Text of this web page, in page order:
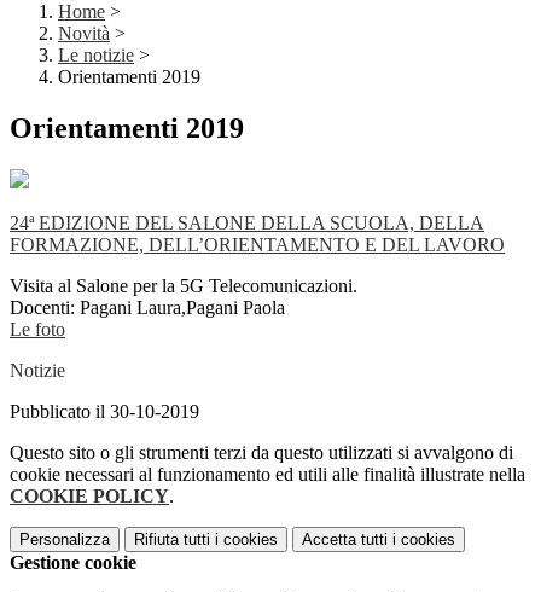
Home >
Novità >
Le notizie >
Orientamenti 2019
Orientamenti 2019
24ª EDIZIONE DEL SALONE DELLA SCUOLA, DELLA
FORMAZIONE, DELL’ORIENTAMENTO E DEL LAVORO
Visita al Salone per la 5G Telecomunicazioni.
Docenti: Pagani Laura,Pagani Paola
Le foto
Notizie
Pubblicato il 30-10-2019
Questo sito o gli strumenti terzi da questo utilizzati si avvalgono di
cookie necessari al funzionamento ed utili alle finalità illustrate nella
COOKIE POLICY.
Personalizza Rifiuta tutti i cookies Accetta tutti i cookies
Gestione cookie